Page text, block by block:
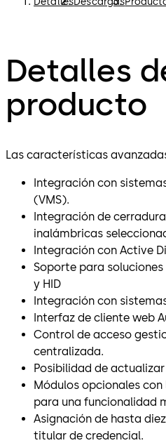
Detalles
producto
Las características
Integración con
(VMS).
Integración de
inalámbricas
Integración con Active
Soporte para
y HID
Integración con
Interfaz de cliente web
Control de acceso
centralizada.
Posibilidad de
Módulos opcionales
para una funcionalidad
Asignación de hasta
titular de credencial.